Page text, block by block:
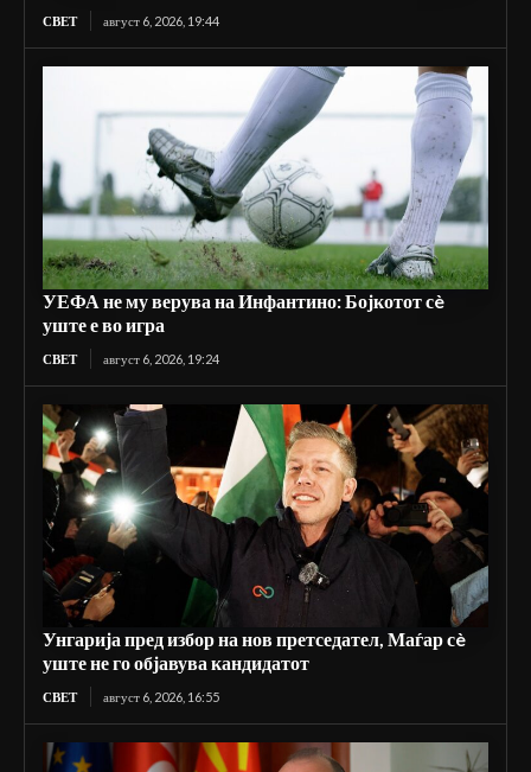
СВЕТ август 6, 2026, 19:44
УЕФА не му верува на Инфантино: Бојкотот сè
уште е во игра
СВЕТ август 6, 2026, 19:24
Унгарија пред избор на нов претседател, Маѓар сè
уште не го објавува кандидатот
СВЕТ август 6, 2026, 16:55